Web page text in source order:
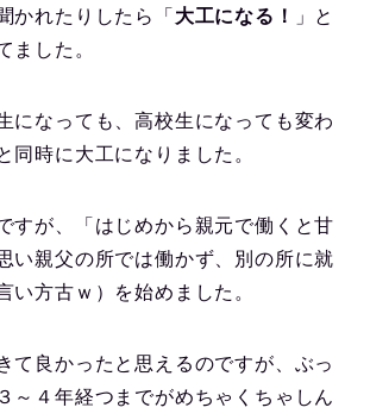
かれたりしたら「 大工になる！
」と
ました。
になっても、高校生になっても変わ
同時に大工になりました。
すが、「はじめから親元で働くと甘
い親父の所では働かず、別の所に就
い方古ｗ）を始めました。
て良かったと思えるのですが、ぶっ
～４年経つまでがめちゃくちゃしん